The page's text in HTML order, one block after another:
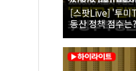
[스팟Live] '투미
동산 정책 점수는
대토론회